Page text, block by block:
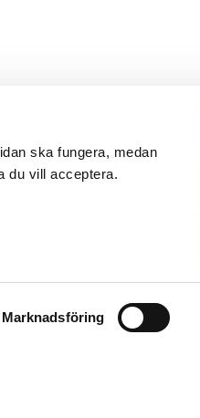
ska fungera, medan
du vill acceptera.
Marknadsföring